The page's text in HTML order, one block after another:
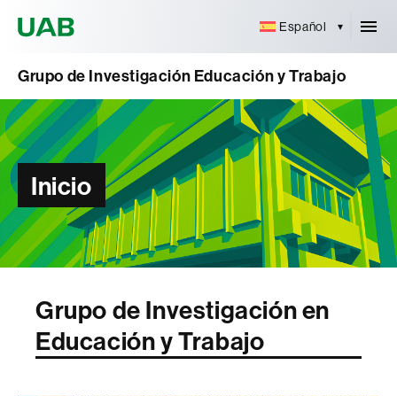
Español
Grupo de Investigación Educación y Trabajo
Inicio
Grupo de Investigación en
Educación y Trabajo